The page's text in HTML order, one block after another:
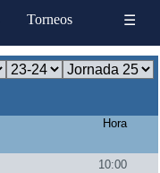
Torneos ☰
Hora
10:00